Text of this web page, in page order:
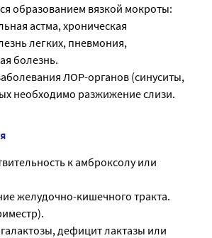
образованием вязкой мокроты:
астма, хроническая
легких, пневмония,
болезнь.
ЛОР-органов (синуситы,
необходимо разжижение слизи.
к амброксолу или
желудочно-кишечного тракта.
дефицит лактазы или